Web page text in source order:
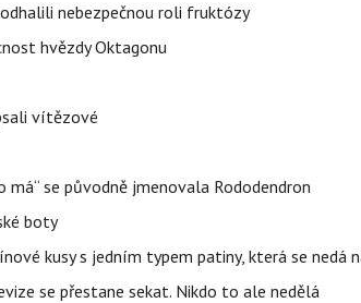
nebezpečnou roli fruktózy
hvězdy Oktagonu
vítězové
se původně jmenovala Rododendron
boty
kusy s jedním typem patiny, která se nedá
se přestane sekat. Nikdo to ale nedělá